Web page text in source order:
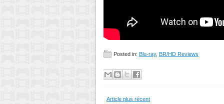
Posted in: Blu-ray, BR/HD Reviews
Article plus récent